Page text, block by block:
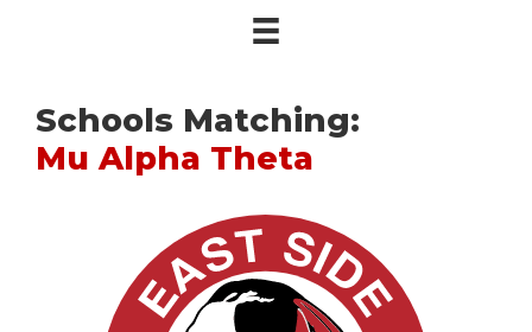
Schools Matching:
Mu Alpha Theta